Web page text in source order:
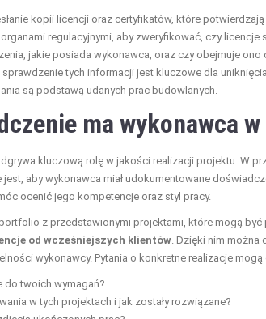
kopii licencji oraz certyfikatów, które
regulacyjnymi, aby zweryfikować, czy licencje
jakie posiada wykonawca, oraz czy obejmuje ono
tych informacji jest kluczowe dla
są podstawą udanych prac budowlanych.
ma wykonawca
kluczową rolę w jakości realizacji projektu. W
aby wykonawca miał udokumentowane
ocenić jego kompetencje oraz styl pracy.
z przedstawionymi projektami, które mogą
od wcześniejszych klientów . Dzięki nim
wykonawcy. Pytania o konkretne realizacje
do twoich wymagań?
w tych projektach i jak zostały rozwiązane?